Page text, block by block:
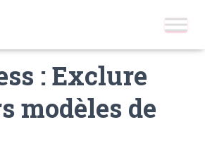
: Exclure
modèles de